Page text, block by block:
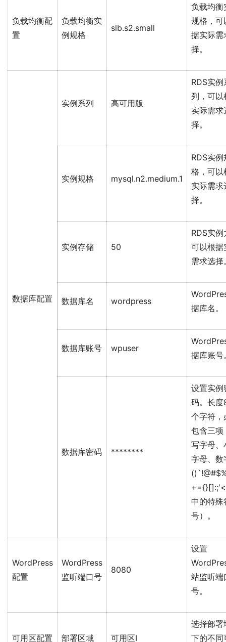
负载均衡配
置
负载均衡实
例规格
slb.s2.small
负载均衡
规格，可
据实际需
择。
数据库配置
实例系列 高可用版
RDS实例
列，可以
实际需求
择。
实例规格 mysql.n2.medium.1
RDS实例
格，可以
实际需求
择。
实例存储 50
RDS实例
可以根据
需求选择
数据库名 wordpress
据库名。
数据库账号 wpuser
据库账号
数据库密码 ********
设置实例
码。长
个字符，
包含三项
写字母、
字母、数
中的特殊
号）。
WordPress
配置
WordPress
监听端口号
8080
设置
站监听端
号。
可用区配置 部署区域 可用区I
选择部署
下的不同